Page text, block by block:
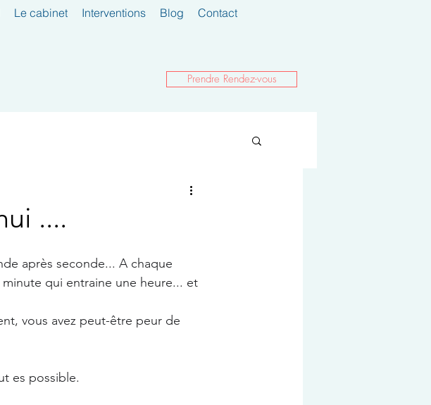
Le cabinet Interventions Blog Contact
Prendre Rendez-vous
....
après seconde... A chaque
qui entraine une heure... et
vous avez peut-être peur de
es possible.